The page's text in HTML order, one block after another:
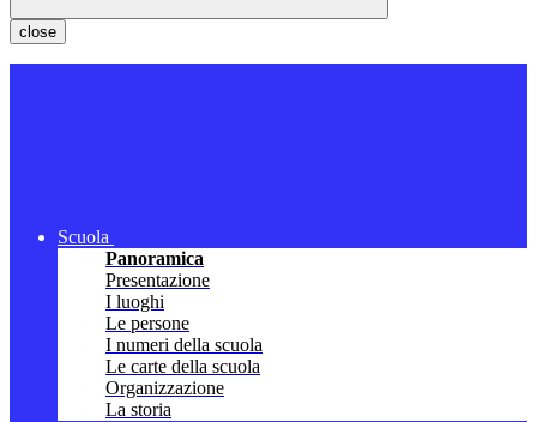
close
Scuola
Panoramica
Presentazione
I luoghi
Le persone
I numeri della scuola
Le carte della scuola
Organizzazione
La storia